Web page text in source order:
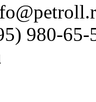
980-65-